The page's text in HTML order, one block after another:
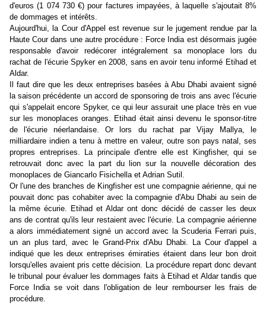
d'euros (1 074 730 €) pour factures impayées, à laquelle s'ajoutait 8%
de dommages et intérêts.
Aujourd'hui, la Cour d'Appel est revenue sur le jugement rendue par la
Haute Cour dans une autre procédure : Force India est désormais jugée
responsable d'avoir redécorer intégralement sa monoplace lors du
rachat de l'écurie Spyker en 2008, sans en avoir tenu informé Etihad et
Aldar.
Il faut dire que les deux entreprises basées à Abu Dhabi avaient signé
la saison précédente un accord de sponsoring de trois ans avec l'écurie
qui s'appelait encore Spyker, ce qui leur assurait une place très en vue
sur les monoplaces oranges. Etihad était ainsi devenu le sponsor-titre
de l'écurie néerlandaise. Or lors du rachat par Vijay Mallya, le
milliardaire indien a tenu à mettre en valeur, outre son pays natal, ses
propres entreprises. La principale d'entre elle est Kingfisher, qui se
retrouvait donc avec la part du lion sur la nouvelle décoration des
monoplaces de Giancarlo Fisichella et Adrian Sutil.
Or l'une des branches de Kingfisher est une compagnie aérienne, qui ne
pouvait donc pas cohabiter avec la compagnie d'Abu Dhabi au sein de
la même écurie. Etihad et Aldar ont donc décidé de casser les deux
ans de contrat qu'ils leur restaient avec l'écurie. La compagnie aérienne
a alors immédiatement signé un accord avec la Scuderia Ferrari puis,
un an plus tard, avec le Grand-Prix d'Abu Dhabi. La Cour d'appel a
indiqué que les deux entreprises émiraties étaient dans leur bon droit
lorsqu'elles avaient pris cette décision. La procédure repart donc devant
le tribunal pour évaluer les dommages faits à Etihad et Aldar tandis que
Force India se voit dans l'obligation de leur rembourser les frais de
procédure.